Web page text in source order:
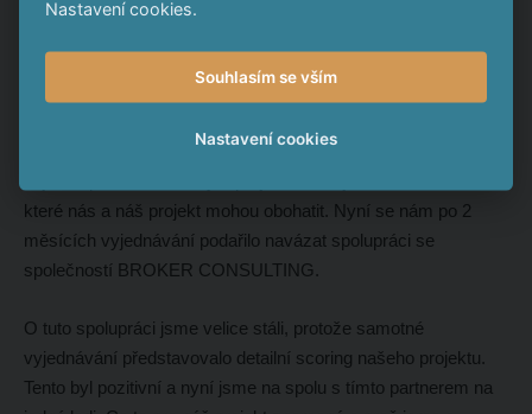
https://zpravy.tiscali.cz/za-hodinu-z-prahy-do-drazdan-
Započali jsme spolupráci se studiem architektů, kteří prokázali
které nás a náš projekt mohou obohatit. Nyní se nám po 2
měsících vyjednávání podařilo navázat spolupráci se
společností BROKER CONSULTING.
O tuto spolupráci jsme velice stáli, protože samotné
vyjednávání představovalo detailní scoring našeho projektu.
Tento byl pozitivní a nyní jsme na spolu s tímto partnerem na
Nastavení cookies.
Souhlasím se vším
Nastavení cookies